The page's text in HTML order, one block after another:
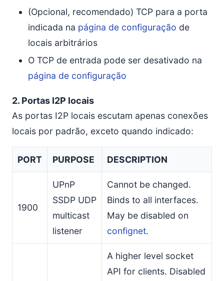
(Opcional, recomendado) TCP para a porta
indicada na página de configuração de
locais arbitrários
O TCP de entrada pode ser desativado na
página de configuração
2. Portas I2P locais
As portas I2P locais escutam apenas conexões
locais por padrão, exceto quando indicado:
PORT PURPOSE DESCRIPTION
1900
UPnP
SSDP UDP
multicast
listener
Cannot be changed.
Binds to all interfaces.
May be disabled on
confignet.
A higher level socket
API for clients. Disabled